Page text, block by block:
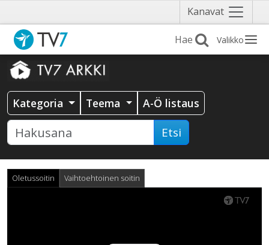
Kanavat Näytä
valikko
Valikko
Kategoria Teema A-Ö listaus
Etsi
Oletussoitin Vaihtoehtoinen soitin